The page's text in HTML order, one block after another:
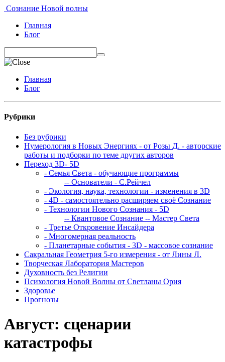
Сознание Новой волны
Главная
Блог
Главная
Блог
Рубрики
Без рубрики
Нумерология в Новых Энергиях - от Розы Д. - авторские
работы и подборки по теме других авторов
Переход 3D- 5D
- Семья Света - обучающие программы
-- Основатели - С.Рейчел
- Экология, наука, технологии - изменения в 3D
- 4D - самостоятельно расширяем своё Сознание
- Технологии Нового Сознания - 5D
-- Квантовое Сознание -- Мастер Света
- Третье Откровение Инсайдера
- Многомерная реальность
- Планетарные события - 3D - массовое сознание
Сакральная Геометрия 5-го измерения - от Лины Л.
Творческая Лаборатория Мастеров
Духовность без Религии
Психология Новой Волны от Светланы Ория
Здоровье
Прогнозы
Август: сценарии
катастрофы